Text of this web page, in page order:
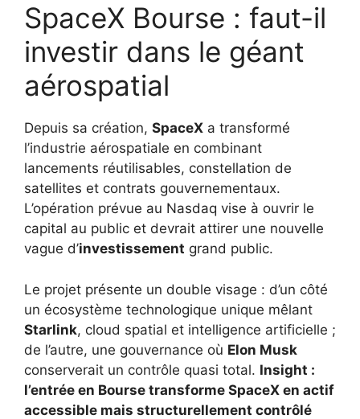
SpaceX Bourse : faut-il
investir dans le géant
aérospatial
Depuis sa création, SpaceX a transformé
l’industrie aérospatiale en combinant
lancements réutilisables, constellation de
satellites et contrats gouvernementaux.
L’opération prévue au Nasdaq vise à ouvrir le
capital au public et devrait attirer une nouvelle
vague d’investissement grand public.
Le projet présente un double visage : d’un côté
un écosystème technologique unique mêlant
Starlink, cloud spatial et intelligence artificielle ;
de l’autre, une gouvernance où Elon Musk
conserverait un contrôle quasi total. Insight :
l’entrée en Bourse transforme SpaceX en actif
accessible mais structurellement contrôlé